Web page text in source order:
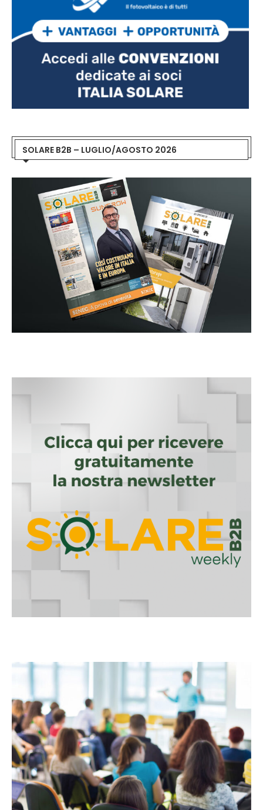
SOLARE B2B – LUGLIO/AGOSTO 2026